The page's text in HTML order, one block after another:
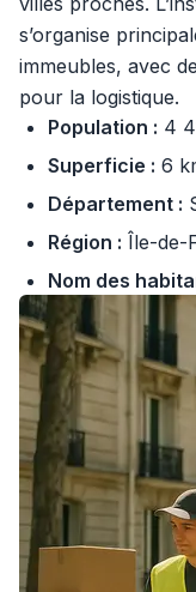
s’organise
immeubles, avec
pour la logistique.
Population : 4
Superficie : 6
Département :
Région : Île-de-
Nom des